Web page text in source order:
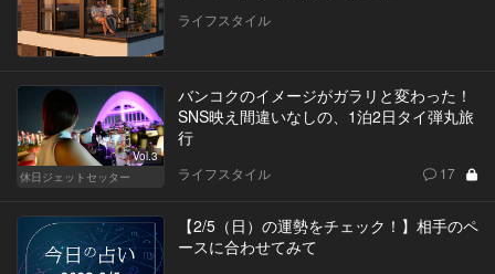
ライフスタイル
Vol.3
休日ジェットセッター
バンコクのイメージがガラリと変わった！
SNS映え間違いなしの、1泊2日タイ弾丸旅
行
ライフスタイル 17
【2/5（日）の運勢をチェック！】相手のペ
ースに合わせてみて